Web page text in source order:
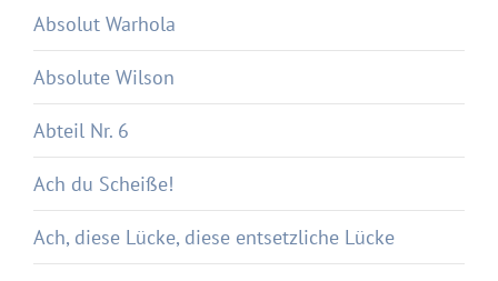
Absolut Warhola
Absolute Wilson
Abteil Nr. 6
Ach du Scheiße!
Ach, diese Lücke, diese entsetzliche Lücke